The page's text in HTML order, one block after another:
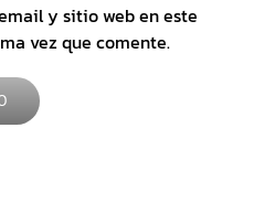
y sitio web en este
vez que comente.